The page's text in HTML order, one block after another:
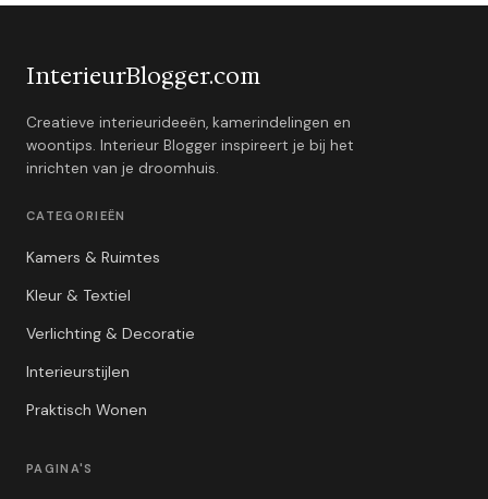
InterieurBlogger.com
Creatieve interieurideeën, kamerindelingen en
woontips. Interieur Blogger inspireert je bij het
inrichten van je droomhuis.
CATEGORIEËN
Kamers & Ruimtes
Kleur & Textiel
Verlichting & Decoratie
Interieurstijlen
Praktisch Wonen
PAGINA'S